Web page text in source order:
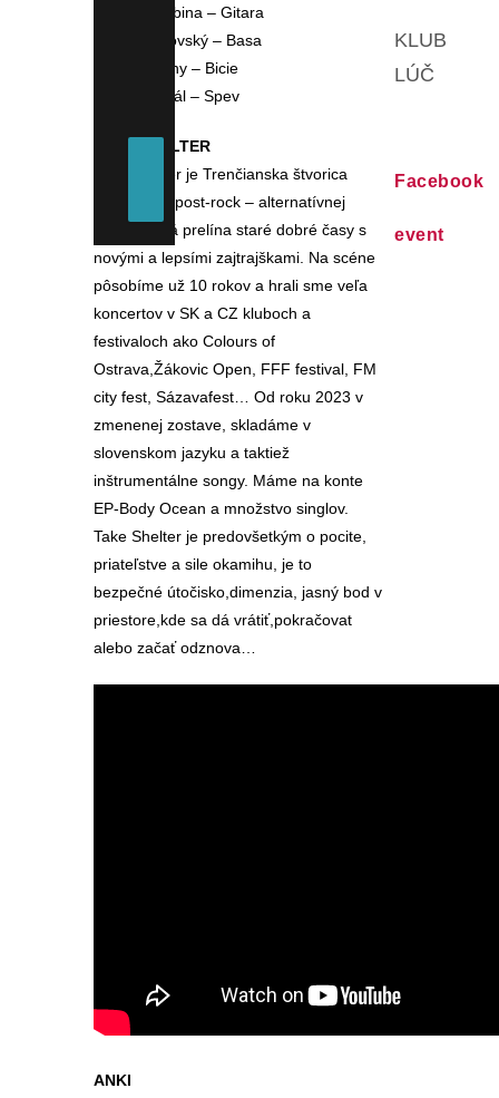
Roman Hlubina – Gitara
Braňo Moťovský – Basa
Alex Salviany – Bicie
Robert Babál – Spev
TAKE SHELTER
Take Shelter je Trenčianska štvorica
nadšencov post-rock – alternatívnej
scény, ktorá prelína staré dobré časy s
novými a lepsími zajtrajškami. Na scéne
pôsobíme už 10 rokov a hrali sme veľa
koncertov v SK a CZ kluboch a
festivaloch ako Colours of
Ostrava,Žákovic Open, FFF festival, FM
city fest, Sázavafest… Od roku 2023 v
zmenenej zostave, skladáme v
slovenskom jazyku a taktiež
inštrumentálne songy. Máme na konte
EP-Body Ocean a množstvo singlov.
Take Shelter je predovšetkým o pocite,
priateľstve a sile okamihu, je to
bezpečné útočisko,dimenzia, jasný bod v
priestore,kde sa dá vrátiť,pokračovat
alebo začať odznova…
ANKI
KLUB
LÚČ
Facebook
event